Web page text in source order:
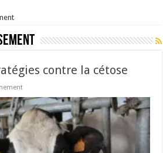
son rebond
contre la cétose